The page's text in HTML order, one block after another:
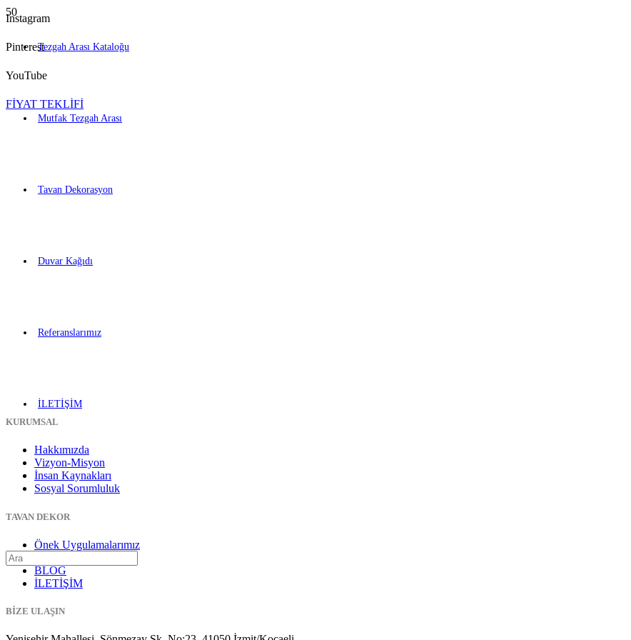
Instagram
Pinterest
YouTube
FİYAT TEKLİFİ
Tezgah Arası Kataloğu
Mutfak Tezgah Arası
Tavan Dekorasyon
Duvar Kağıdı
Referanslarımız
İLETİŞİM
KURUMSAL
Hakkımızda
Vizyon-Misyon
İnsan Kaynakları
Sosyal Sorumluluk
TAVAN DEKOR
Önek Uygulamalarımız
BLOG
İLETİŞİM
BİZE ULAŞIN